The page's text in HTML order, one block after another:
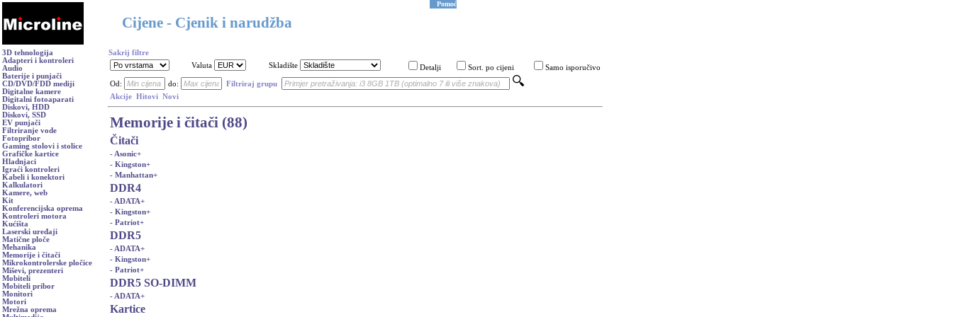
Cijene - Cjenik i narudžba
Pomoć
3D tehnologija
Adapteri i kontroleri
Audio
Baterije i punjači
CD/DVD/FDD mediji
Digitalne kamere
Digitalni fotoaparati
Diskovi, HDD
Diskovi, SSD
EV punjači
Filtriranje vode
Fotopribor
Gaming stolovi i stolice
Grafičke kartice
Hladnjaci
Igraći kontroleri
Kabeli i konektori
Kalkulatori
Kamere, web
Kit
Konferencijska oprema
Kontroleri motora
Kućišta
Laserski uređaji
Matične ploče
Mehanika
Memorije i čitači
Mikrokontrolerske pločice
Miševi, prezenteri
Mobiteli
Mobiteli pribor
Monitori
Motori
Mrežna oprema
Sakrij filtre
Valuta
Skladište Detalji Sort. po cijeni Samo isporučivo
Od: do:
Filtriraj grupu
Akcije Hitovi Novi
Memorije i čitači (88)
Čitači
- Asonic+
- Kingston+
- Manhattan+
DDR4
- ADATA+
- Kingston+
- Patriot+
DDR5
- ADATA+
- Kingston+
- Patriot+
DDR5 SO-DIMM
- ADATA+
Kartice